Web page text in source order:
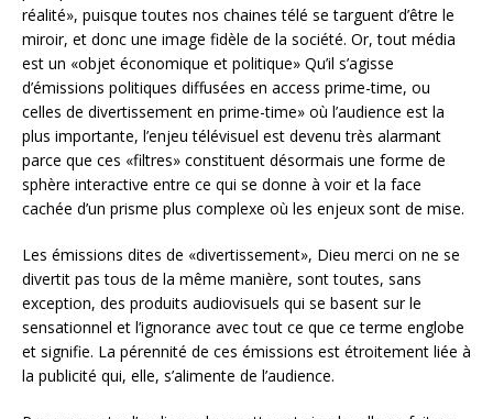
réalité», puisque toutes nos chaines télé se targuent d’être le
miroir, et donc une image fidèle de la société. Or, tout média
est un «objet économique et politique» Qu’il s’agisse
d’émissions politiques diffusées en access prime-time, ou
celles de divertissement en prime-time» où l’audience est la
plus importante, l’enjeu télévisuel est devenu très alarmant
parce que ces «filtres» constituent désormais une forme de
sphère interactive entre ce qui se donne à voir et la face
cachée d’un prisme plus complexe où les enjeux sont de mise.
Les émissions dites de «divertissement», Dieu merci on ne se
divertit pas tous de la même manière, sont toutes, sans
exception, des produits audiovisuels qui se basent sur le
sensationnel et l’ignorance avec tout ce que ce terme englobe
et signifie. La pérennité de ces émissions est étroitement liée à
la publicité qui, elle, s’alimente de l’audience.